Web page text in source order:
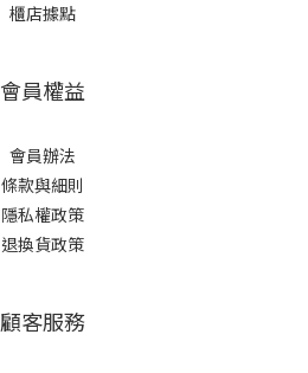
櫃店據點
會員權益
會員辦法
條款與細則
隱私權政策
退換貨政策
顧客服務